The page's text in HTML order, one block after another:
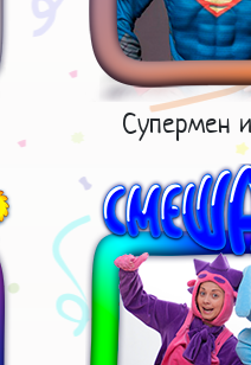
Супермен